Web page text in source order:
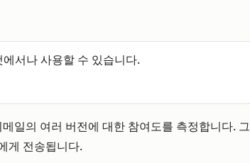
에서나 사용할 수 있습니다.
일의 여러 버전에 대한 참여도를 측정합니다. 그
게 전송됩니다.